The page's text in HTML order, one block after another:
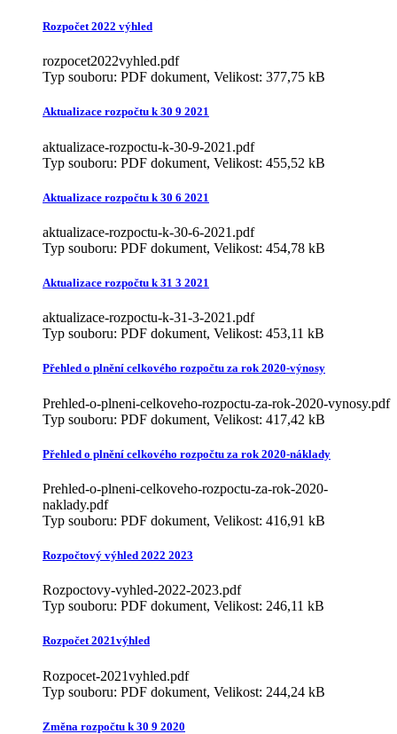
Rozpočet 2022 výhled
rozpocet2022vyhled.pdf
Typ souboru: PDF dokument, Velikost: 377,75 kB
Aktualizace rozpočtu k 30 9 2021
aktualizace-rozpoctu-k-30-9-2021.pdf
Typ souboru: PDF dokument, Velikost: 455,52 kB
Aktualizace rozpočtu k 30 6 2021
aktualizace-rozpoctu-k-30-6-2021.pdf
Typ souboru: PDF dokument, Velikost: 454,78 kB
Aktualizace rozpočtu k 31 3 2021
aktualizace-rozpoctu-k-31-3-2021.pdf
Typ souboru: PDF dokument, Velikost: 453,11 kB
Přehled o plnění celkového rozpočtu za rok 2020-výnosy
Prehled-o-plneni-celkoveho-rozpoctu-za-rok-2020-vynosy.pdf
Typ souboru: PDF dokument, Velikost: 417,42 kB
Přehled o plnění celkového rozpočtu za rok 2020-náklady
Prehled-o-plneni-celkoveho-rozpoctu-za-rok-2020-
naklady.pdf
Typ souboru: PDF dokument, Velikost: 416,91 kB
Rozpočtový výhled 2022 2023
Rozpoctovy-vyhled-2022-2023.pdf
Typ souboru: PDF dokument, Velikost: 246,11 kB
Rozpočet 2021výhled
Rozpocet-2021vyhled.pdf
Typ souboru: PDF dokument, Velikost: 244,24 kB
Změna rozpočtu k 30 9 2020